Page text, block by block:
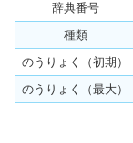
辞典番号
種類
のうりょく（初期）
のうりょく（最大）